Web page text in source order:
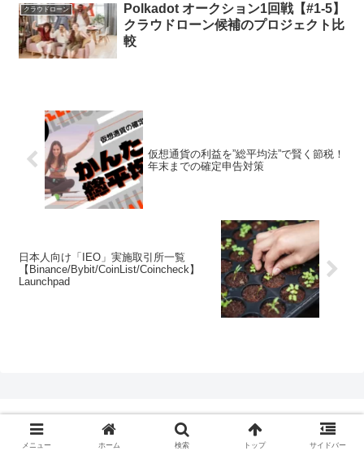
クラウドローン
Polkadot オークション1回戦【#1-5】
クラウドローン候補のプロジェクト比
較
仮想通貨の利益を”総平均法”で賢く節税！
年末までの確定申告対策
日本人向け「IEO」実施取引所一覧
【Binance/Bybit/CoinList/Coincheck】
Launchpad
DeFi牧場
メニュー ホーム 検索 トップ サイドバー